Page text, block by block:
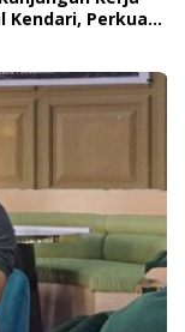
Kendari, Perkuat